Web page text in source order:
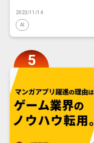
2023/11/14
AI